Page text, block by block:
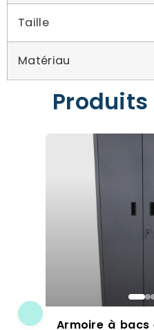
Taille
Matériau
Armoire à bacs